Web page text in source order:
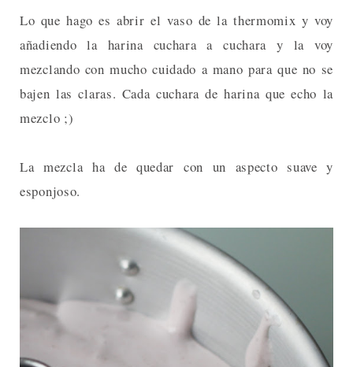
Lo que hago es abrir el vaso de la thermomix y voy
añadiendo la harina cuchara a cuchara y la voy
mezclando con mucho cuidado a mano para que no se
bajen las claras. Cada cuchara de harina que echo la
mezclo ;)
La mezcla ha de quedar con un aspecto suave y
esponjoso.